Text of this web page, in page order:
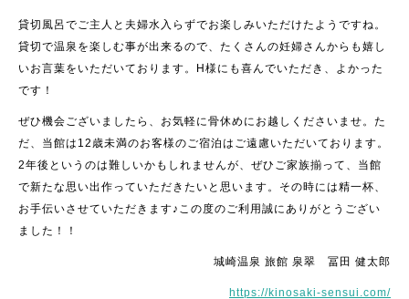
貸切風呂でご主人と夫婦水入らずでお楽しみいただけたようですね。
貸切で温泉を楽しむ事が出来るので、たくさんの妊婦さんからも嬉し
いお言葉をいただいております。H様にも喜んでいただき、よかった
です！
ぜひ機会ございましたら、お気軽に骨休めにお越しくださいませ。た
だ、当館は12歳未満のお客様のご宿泊はご遠慮いただいております。
2年後というのは難しいかもしれませんが、ぜひご家族揃って、当館
で新たな思い出作っていただきたいと思います。その時には精一杯、
お手伝いさせていただきます♪この度のご利用誠にありがとうござい
ました！！
城崎温泉 旅館 泉翠 冨田 健太郎
https://kinosaki-sensui.com/